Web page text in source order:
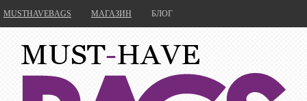
MUSTHAVEBAGS МАГАЗИН БЛОГ